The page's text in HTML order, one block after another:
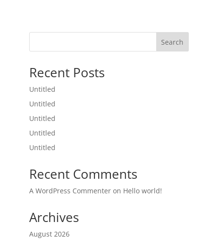
Search
Recent Posts
Untitled
Untitled
Untitled
Untitled
Untitled
Recent Comments
A WordPress Commenteron Hello world!
Archives
August 2026